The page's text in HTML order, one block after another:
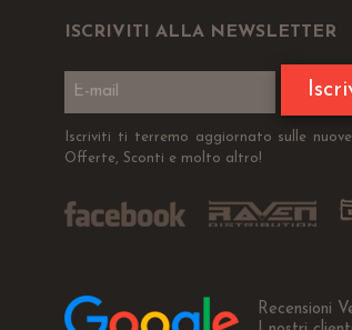
ISCRIVITI ALLA NEWSLETTER
Iscriviti ti terremo aggiornato sulle
Offerte, Sconti e molto altro!
Recensioni